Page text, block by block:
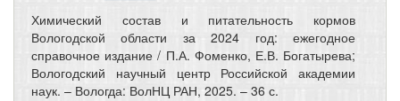
Химический состав и питательность кормов
Вологодской области за 2024 год: ежегодное
справочное издание / П.А. Фоменко, Е.В. Богатырева;
Вологодский научный центр Российской академии
наук. – Вологда: ВолНЦ РАН, 2025. – 36 с.